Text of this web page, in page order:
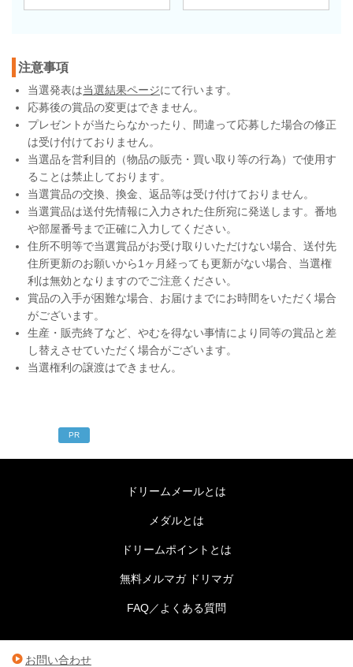
注意事項
当選発表は当選結果ページにて行います。
応募後の賞品の変更はできません。
プレゼントが当たらなかったり、間違って応募した場合の修正
は受け付けておりません。
当選品を営利目的（物品の販売・買い取り等の行為）で使用す
ることは禁止しております。
当選賞品の交換、換金、返品等は受け付けておりません。
当選賞品は送付先情報に入力された住所宛に発送します。番地
や部屋番号まで正確に入力してください。
住所不明等で当選賞品がお受け取りいただけない場合、送付先
住所更新のお願いから1ヶ月経っても更新がない場合、当選権
利は無効となりますのでご注意ください。
賞品の入手が困難な場合、お届けまでにお時間をいただく場合
がございます。
生産・販売終了など、やむを得ない事情により同等の賞品と差
し替えさせていただく場合がございます。
当選権利の譲渡はできません。
PR
ドリームメールとは
メダルとは
ドリームポイントとは
無料メルマガ ドリマガ
FAQ／よくある質問
お問い合わせ